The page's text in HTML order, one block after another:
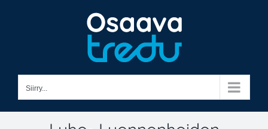
Siirry...